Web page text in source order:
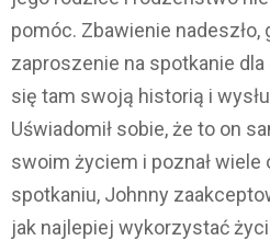
pomóc. Zbawienie nadeszło,
zaproszenie na spotkanie dla
się tam swoją historią i
Uświadomił sobie, że to on
swoim życiem i poznał wiele
spotkaniu, Johnny
jak najlepiej wykorzystać